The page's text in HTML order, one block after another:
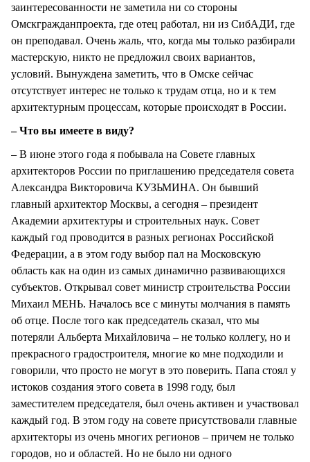
заинтересованности не заметила ни со стороны
Омскгражданпроекта, где отец работал, ни из СибАДИ, где
он преподавал. Очень жаль, что, когда мы только разбирали
мастерскую, никто не предложил своих вариантов,
условий. Вынуждена заметить, что в Омске сейчас
отсутствует интерес не только к трудам отца, но и к тем
архитектурным процессам, которые происходят в России.
– Что вы имеете в виду?
– В июне этого года я побывала на Совете главных
архитекторов России по приглашению председателя совета
Александра Викторовича КУЗЬМИНА. Он бывший
главный архитектор Москвы, а сегодня – президент
Академии архитектуры и строительных наук. Совет
каждый год проводится в разных регионах Российской
Федерации, а в этом году выбор пал на Московскую
область как на один из самых динамично развивающихся
субъектов. Открывал совет министр строительства России
Михаил МЕНЬ. Началось все с минуты молчания в память
об отце. После того как председатель сказал, что мы
потеряли Альберта Михайловича – не только коллегу, но и
прекрасного градостроителя, многие ко мне подходили и
говорили, что просто не могут в это поверить. Папа стоял у
истоков создания этого совета в 1998 году, был
заместителем председателя, был очень активен и участвовал
каждый год. В этом году на совете присутствовали главные
архитекторы из очень многих регионов – причем не только
городов, но и областей. Но не было ни одного